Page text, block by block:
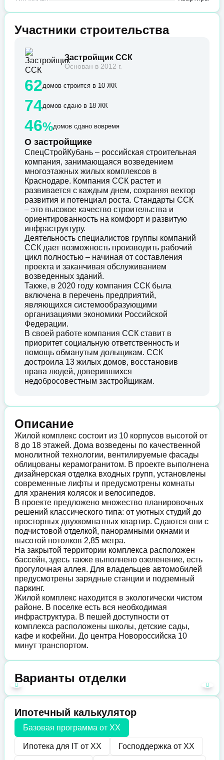
Участники строительства
Застройщик ССК
Основан в 2012 г.
62домов строится в 10 ЖК
74домов сдано в 18 ЖК
46%домов сдано вовремя
О застройщике
СпецСтройКубань – российская строительная
компания, занимающаяся возведением
многоэтажных жилых комплексов в
Краснодаре. Компания ССК растет и
развивается с каждым днем, сохраняя вектор
развития и потенциал роста. Стандарты ССК
– это высокое качество строительства и
ориентированность на комфорт и развитую
инфраструктуру.
Деятельность специалистов группы компаний
ССК дает возможность производить рабочий
цикл полностью – начиная от составления
проекта и заканчивая обслуживанием
возведенных зданий.
Также, в 2020 году компания ССК была
включена в перечень предприятий,
являющихся системообразующими
организациями экономики Российской
Федерации.
В своей работе компания ССК ставит в
приоритет социальную ответственность и
помощь обманутым дольщикам. ССК
достроила 13 жилых домов, восстановив
права людей, доверившихся
недобросовестным застройщикам.
Описание
Жилой комплекс состоит из 10 корпусов высотой от
8 до 18 этажей. Дома возведены по качественной
монолитной технологии, вентилируемые фасады
облицованы керамогранитом. В проекте выполнена
дизайнерская отделка входных групп, установлены
современные лифты и предусмотрены комнаты
для хранения колясок и велосипедов.
В проекте предложено множество планировочных
решений классического типа: от уютных студий до
просторных двухкомнатных квартир. Сдаются они с
подчистовой отделкой, панорамными окнами и
высотой потолков 2,85 метра.
На закрытой территории комплекса расположен
бассейн, здесь также выполнено озеленение, есть
прогулочная аллея. Для владельцев автомобилей
предусмотрены зарядные станции и подземный
паркинг.
Жилой комплекс находится в экологически чистом
районе. В поселке есть вся необходимая
инфраструктура. В пешей доступности от
комплекса расположены школы, детские сады,
кафе и кофейни. До центра Новороссийска 10
минут транспортом.
Варианты отделки
Ипотечный калькулятор
Базовая программа от XX
Ипотека для IT от XX Господдержка от XX